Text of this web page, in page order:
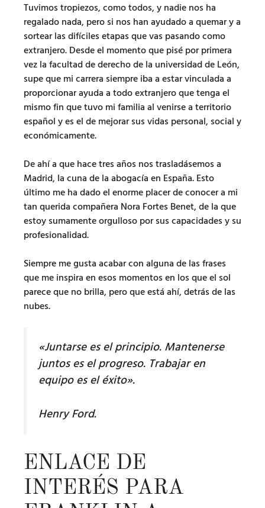
Tuvimos tropiezos, como todos, y nadie nos ha
regalado nada, pero si nos han ayudado a quemar y a
sortear las difíciles etapas que vas pasando como
extranjero. Desde el momento que pisé por primera
vez la facultad de derecho de la universidad de León,
supe que mi carrera siempre iba a estar vinculada a
proporcionar ayuda a todo extranjero que tenga el
mismo fin que tuvo mi familia al venirse a territorio
español y es el de mejorar sus vidas personal, social y
económicamente.
De ahí a que hace tres años nos trasladásemos a
Madrid, la cuna de la abogacía en España. Esto
último me ha dado el enorme placer de conocer a mi
tan querida compañera Nora Fortes Benet, de la que
estoy sumamente orgulloso por sus capacidades y su
profesionalidad.
Siempre me gusta acabar con alguna de las frases
que me inspira en esos momentos en los que el sol
parece que no brilla, pero que está ahí, detrás de las
nubes.
«Juntarse es el principio. Mantenerse
juntos es el progreso. Trabajar en
equipo es el éxito».
Henry Ford.
ENLACE DE
INTERÉS PARA